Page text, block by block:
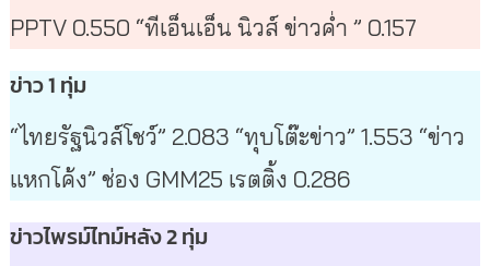
PPTV 0.550 “ทีเอ็นเอ็น นิวส์ ข่าวค่ำ ” 0.157
ข่าว 1 ทุ่ม
“ไทยรัฐนิวส์โชว์” 2.083 “ทุบโต๊ะข่าว” 1.553 “ข่าว
แหกโค้ง” ช่อง GMM25 เรตติ้ง 0.286
ข่าวไพรม์ไทม์หลัง 2 ทุ่ม